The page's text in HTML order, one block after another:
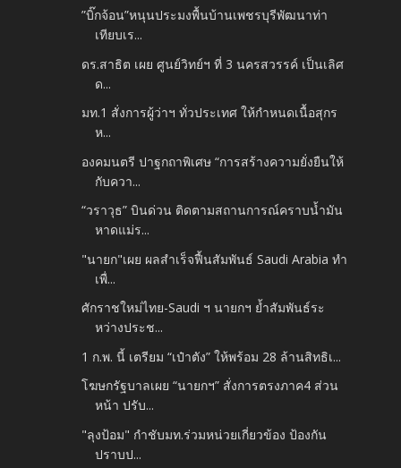
”บิ๊กจ้อน”หนุนประมงพื้นบ้านเพชรบุรีพัฒนาท่า
เทียบเร...
ดร.สาธิต เผย ศูนย์วิทย์ฯ ที่ 3 นครสวรรค์ เป็นเลิศ
ด...
มท.1 สั่งการผู้ว่าฯ ทั่วประเทศ ให้กำหนดเนื้อสุกร
ห...
องคมนตรี ปาฐกถาพิเศษ “การสร้างความยั่งยืนให้
กับควา...
“วราวุธ” บินด่วน ติดตามสถานการณ์คราบน้ำมัน
หาดแม่ร...
"นายก"เผย ผลสำเร็จฟื้นสัมพันธ์ Saudi Arabia ทำ
เพื่...
ศักราชใหม่ไทย-Saudi ฯ นายกฯ ย้ำสัมพันธ์ระ
หว่างประช...
1 ก.พ. นี้ เตรียม “เป๋าตัง” ให้พร้อม 28 ล้านสิทธิเ...
โฆษกรัฐบาลเผย “นายกฯ” สั่งการตรงภาค4 ส่วน
หน้า ปรับ...
"ลุงป้อม" กำชับมท.ร่วมหน่วยเกี่ยวข้อง ป้องกัน
ปราบป...